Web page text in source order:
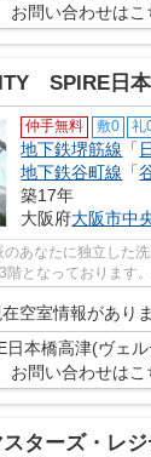
お問い合わせはこ
SPIRE日本橋高津(
仲手無料 敷0 礼
地下鉄堺筋線 「
地下鉄谷町線 「
築17年
大阪府大阪市中
あなたに独立した
となっております
にも余裕あ...
空室情報があり
日本橋高津(ヴェ
お問い合わせはこ
ターズ・レジ